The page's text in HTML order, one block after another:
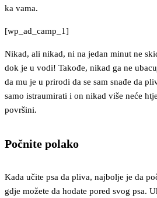
ka vama.
[wp_ad_camp_1]
Nikad, ali nikad, ni na jedan minut ne
dok je u vodi! Takođe, nikad ga ne
da mu je u prirodi da se sam snađe da
samo istraumirati i on nikad više neće
površini.
Počnite polako
Kada učite psa da pliva, najbolje je da
gdje možete da hodate pored svog psa.